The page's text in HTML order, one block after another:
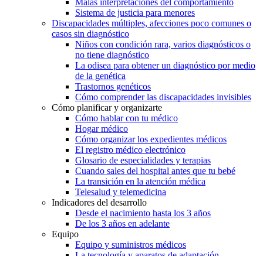
Sistema de justicia para menores
Discapacidades múltiples, afecciones poco comunes o
casos sin diagnóstico
Niños con condición rara, varios diagnósticos o
no tiene diagnóstico
La odisea para obtener un diagnóstico por medio
de la genética
Trastornos genéticos
Cómo comprender las discapacidades invisibles
Cómo planificar y organizarte
Cómo hablar con tu médico
Hogar médico
Cómo organizar los expedientes médicos
El registro médico electrónico
Glosario de especialidades y terapias
Cuando sales del hospital antes que tu bebé
La transición en la atención médica
Telesalud y telemedicina
Indicadores del desarrollo
Desde el nacimiento hasta los 3 años
De los 3 años en adelante
Equipo
Equipo y suministros médicos